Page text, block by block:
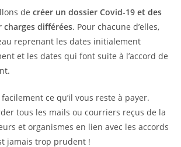
de créer un dossier Covid-19 et des
charges différées. Pour chacune d’elles,
reprenant les dates initialement
et les dates qui font suite à l’accord de
ce qu’il vous reste à payer.
tous les mails ou courriers reçus de la
et organismes en lien avec les accords
jamais trop prudent !